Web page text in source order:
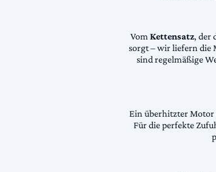
VomKettensatz, der
sorgt – wir liefern die
sind regelmäßige
Ein überhitzter Motor
Für die perfekte